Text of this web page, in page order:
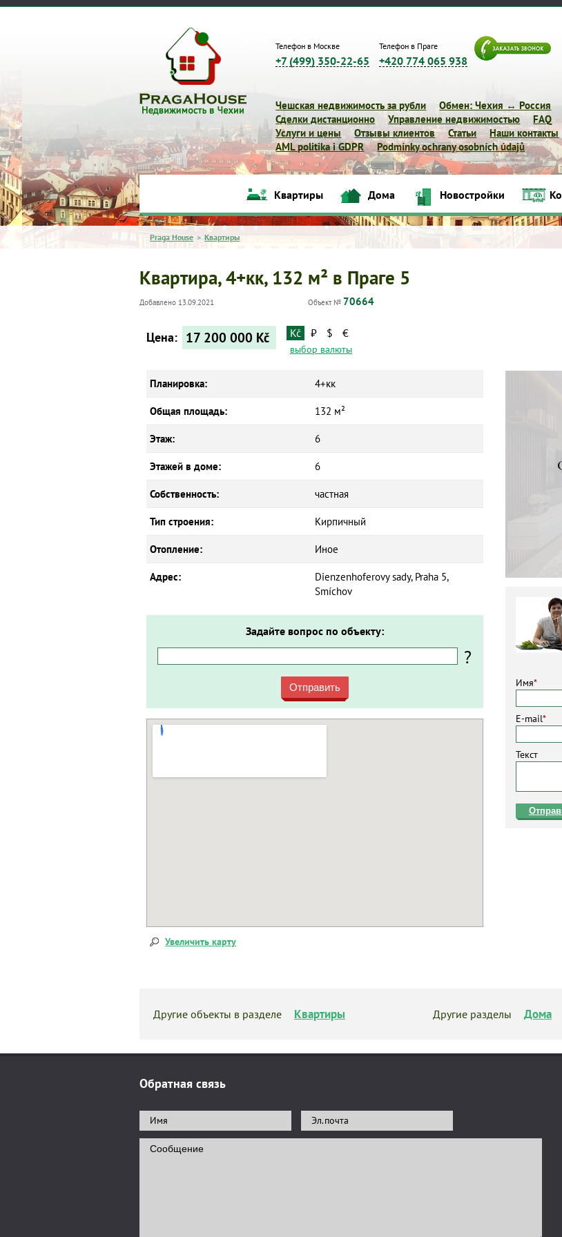
Телефон в Москве
+7 (499) 350-22-65
Телефон в Праге
+420 774 065 938
Чешская недвижимость за рубли
Обмен: Чехия ↔ Россия
Сделки дистанционно
Управление недвижимостью
FAQ
Услуги и цены
Отзывы клиентов Статьи
Наши контакты
AML politika i GDPR
Podmínky ochrany osobních údajů
Квартиры Дома Новостройки
Квартиры Дома Новостройки
Praga House > Квартиры
Квартира, 4+кк, 132 м² в Праге 5
Добавлено 13.09.2021 Объект № 70664
Имя*
E-mail*
Текст
Цена: 17 200 000 Kč Kč ₽ $ €
выбор валюты
Планировка: 4+кк
Общая площадь: 132 м²
Этаж: 6
Этажей в доме: 6
Собственность: частная
Тип строения: Кирпичный
Отопление: Иное
Адрес:
Dienzenhoferovy sady, Praha 5,
Smíchov
Задайте вопрос по объекту:
?
Отправить
Увеличить карту
Другие объекты в разделе Квартиры Другие разделы Дома
Обратная связь